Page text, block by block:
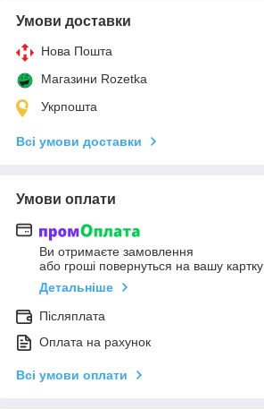
Умови доставки
Нова Пошта
Магазини Rozetka
Укрпошта
Всі умови доставки
Умови оплати
Ви отримаєте замовлення
або гроші повернуться на вашу картку
Детальніше
Післяплата
Оплата на рахунок
Всі умови оплати